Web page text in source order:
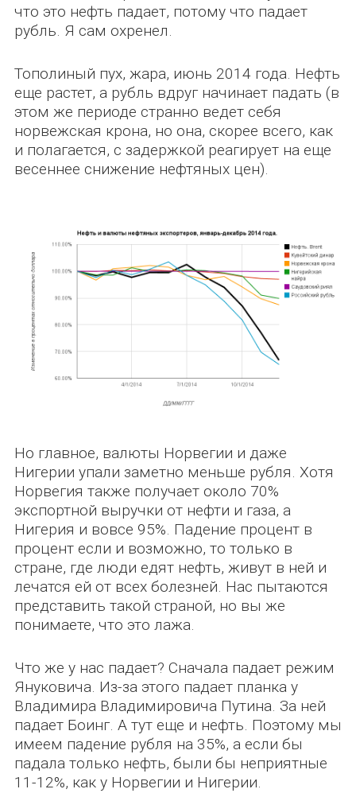
что это нефть падает, потому что падает
рубль. Я сам охренел.
Тополиный пух, жара, июнь 2014 года. Нефть
еще растет, а рубль вдруг начинает падать (в
этом же периоде странно ведет себя
норвежская крона, но она, скорее всего, как
и полагается, с задержкой реагирует на еще
весеннее снижение нефтяных цен).
Но главное, валюты Норвегии и даже
Нигерии упали заметно меньше рубля. Хотя
Норвегия также получает около 70%
экспортной выручки от нефти и газа, а
Нигерия и вовсе 95%. Падение процент в
процент если и возможно, то только в
стране, где люди едят нефть, живут в ней и
лечатся ей от всех болезней. Нас пытаются
представить такой страной, но вы же
понимаете, что это лажа.
Что же у нас падает? Сначала падает режим
Януковича. Из-за этого падает планка у
Владимира Владимировича Путина. За ней
падает Боинг. А тут еще и нефть. Поэтому мы
имеем падение рубля на 35%, а если бы
падала только нефть, были бы неприятные
11-12%, как у Норвегии и Нигерии.